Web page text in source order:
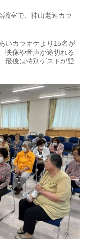
室で、神山老連カラ
いカラオケより15名が
映像や音声が途切れる
最後は特別ゲストが登